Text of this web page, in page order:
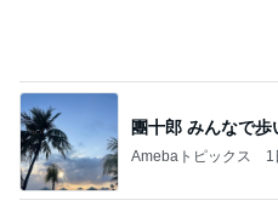
開店即満席になっ
Amebaトピックス 9